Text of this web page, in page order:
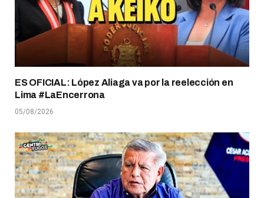
ES OFICIAL: López Aliaga va por la reelección en
Lima #LaEncerrona
05/08/2026